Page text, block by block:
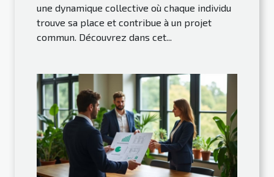
une dynamique collective où chaque individu
trouve sa place et contribue à un projet
commun. Découvrez dans cet...